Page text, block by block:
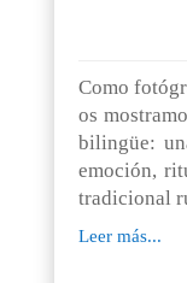
Como
os
bilingüe:
emoción,
tradicional
Leer más...